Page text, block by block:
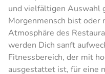
und vielfältigen Auswahl
Morgenmensch bist oder
Atmosphäre des
werden Dich sanft
Fitnessbereich, der mit
ausgestattet ist, für eine